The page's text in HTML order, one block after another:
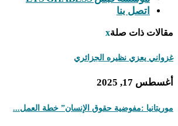
اتصل بنا
مقالات ذات صلةx
غزواني يعزي نظيره الجزائري
أغسطس 17, 2025
موريتانيا :مفوضية حقوق الإنسان” خطة العمل...